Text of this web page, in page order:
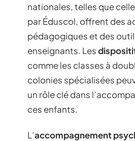
nationales, telles que
par Éduscol, offrent des
pédagogiques et des
enseignants. Les
comme les classes à
colonies spécialisées
un rôle clé dans
ces enfants.
L’accompagnement